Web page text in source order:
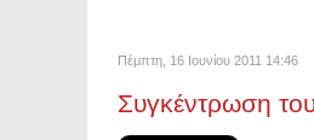
Πέμπτη, 16 Ιουνίου 2011 14:46
Συγκέντρωση